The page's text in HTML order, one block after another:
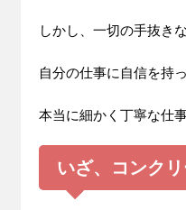
しかし、一切の手抜き
自分の仕事に自信を持
本当に細かく丁寧な仕
いざ、コンクリ